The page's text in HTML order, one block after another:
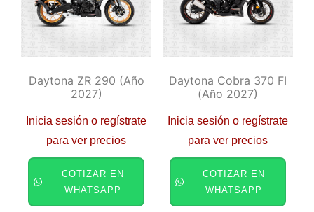
Daytona ZR 290 (año
2027)
Inicia sesión o regístrate
para ver precios
WHATSAPP
Daytona Cobra 370 FI
(año 2027)
Inicia sesión o regístrate
para ver precios
WHATSAPP